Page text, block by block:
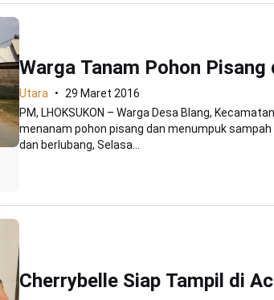
Warga Tanam Pohon Pisang
Utara
29 Maret 2016
PM, LHOKSUKON – Warga Desa Blang,
menanam pohon pisang dan menumpuk
dan berlubang, Selasa...
Cherrybelle Siap Tampil di